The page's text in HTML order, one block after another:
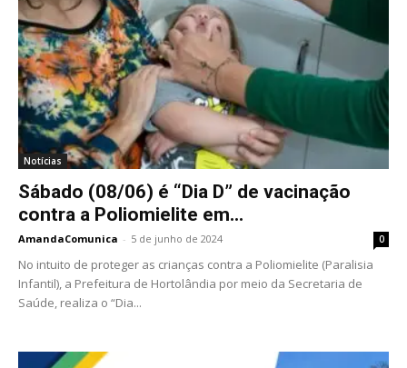
Notícias
Sábado (08/06) é “Dia D” de vacinação
contra a Poliomielite em...
AmandaComunica - 5 de junho de 2024 0
No intuito de proteger as crianças contra a Poliomielite (Paralisia
Infantil), a Prefeitura de Hortolândia por meio da Secretaria de
Saúde, realiza o “Dia...